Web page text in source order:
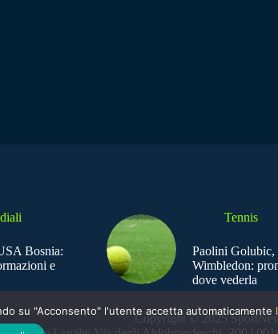
Bosnia:
e
Tennis
Paolini Golubic,
Wimbledon:
dove vederla
Copyright © 2025
su "Acconsento" l'utente accetta automaticamente